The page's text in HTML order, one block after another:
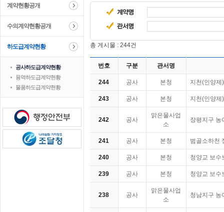
계약현황공개
수의계약현황공개
하도급계약현황
공사하도급계약현황
용역하도급계약현황
물품하도급계약현황
총 게시물 : 244건
번호 구분 관서명
244 공사 본청 지천(인양
243 공사 본청 지천(인양
242 공사
맑은물사업
소
장평지구 농
241 공사 본청 범골소하천
240 공사 본청 청양교 보수
239 공사 본청 청양교 보수
238 공사
맑은물사업
소
청남지구 농